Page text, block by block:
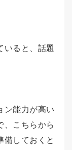
いると、話題
ン能力が高い
、こちらから
備しておくと